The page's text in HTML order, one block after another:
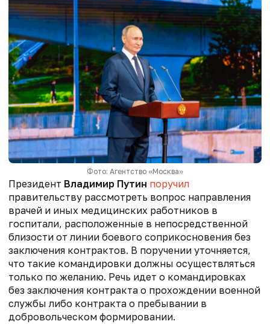
Фото: Агентство «Москва»
Президент Владимир Путин поручил
правительству рассмотреть вопрос направления
врачей и иных медицинских работников в
госпитали, расположенные в непосредственной
близости от линии боевого соприкосновения без
заключения контрактов. В поручении уточняется,
что такие командировки должны осуществляться
только по желанию. Речь идет о командировках
без заключения контракта о прохождении военной
службы либо контракта о пребывании в
добровольческом формировании.